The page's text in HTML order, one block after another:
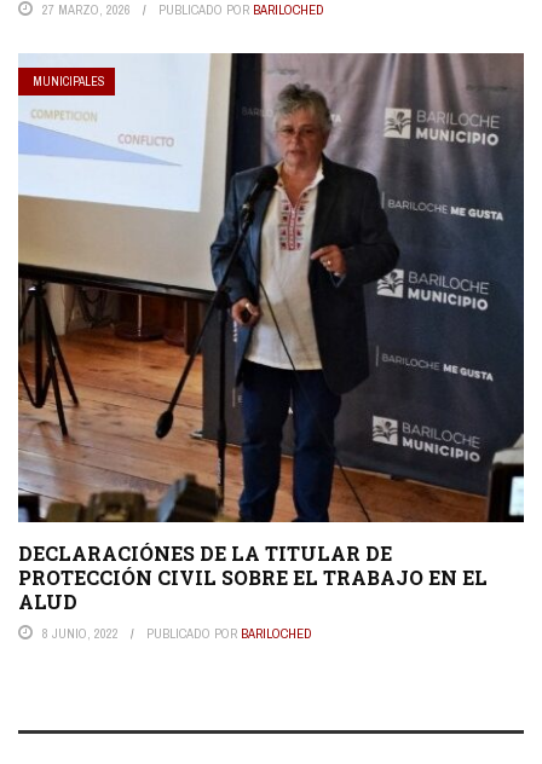
27 MARZO, 2026 PUBLICADO POR BARILOCHED
MUNICIPALES
DECLARACIÓNES DE LA TITULAR DE
PROTECCIÓN CIVIL SOBRE EL TRABAJO EN EL
ALUD
8 JUNIO, 2022 PUBLICADO POR BARILOCHED